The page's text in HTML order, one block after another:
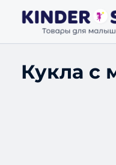
Кукла с